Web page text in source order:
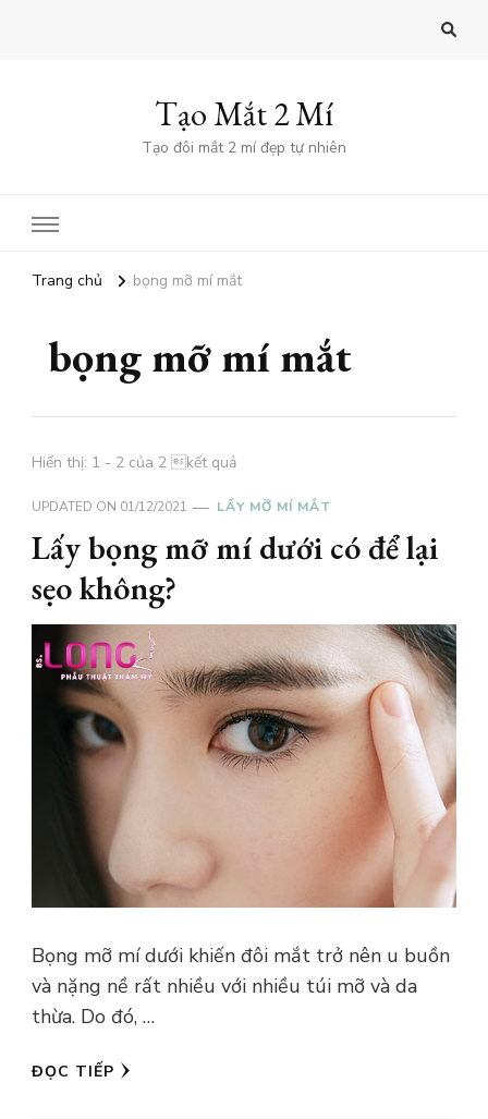
Tạo Mắt 2 Mí
Tạo đôi mắt 2 mí đẹp tự nhiên
Trang chủ bọng mỡ mí mắt
bọng mỡ mí mắt
Hiển thị: 1 - 2 của 2 kết quả
UPDATED ON 01/12/2021 LẤY MỠ MÍ MẮT
Lấy bọng mỡ mí dưới có để lại
sẹo không?
Bọng mỡ mí dưới khiến đôi mắt trở nên u buồn
và nặng nề rất nhiều với nhiều túi mỡ và da
thừa. Do đó, …
ĐỌC TIẾP